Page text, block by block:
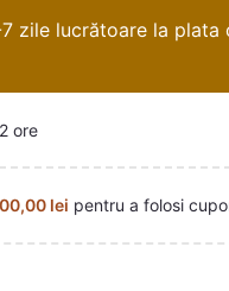
zile lucrătoare la plata
ore
lei pentru a folosi